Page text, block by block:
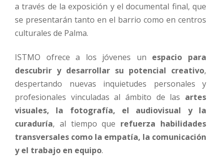
a través de la exposición y el documental final, que
se presentarán tanto en el barrio como en centros
culturales de Palma.
ISTMO ofrece a los jóvenes un espacio para
descubrir y desarrollar su potencial creativo,
despertando nuevas inquietudes personales y
profesionales vinculadas al ámbito de las artes
visuales, la fotografía, el audiovisual y la
curaduría, al tiempo que refuerza habilidades
transversales como la empatía, la comunicación
y el trabajo en equipo.